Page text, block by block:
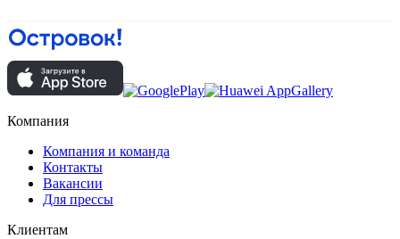
Компания
Компания и команда
Контакты
Вакансии
Для прессы
Клиентам